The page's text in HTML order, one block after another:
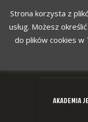
AKADEMIA
Strona korzysta z
usług. Możesz
do plików cookies